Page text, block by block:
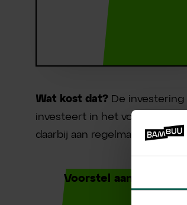
Wat kost dat? De
investeert in het volledige
daarbij aan regelmatig
Voorstel aanvragen